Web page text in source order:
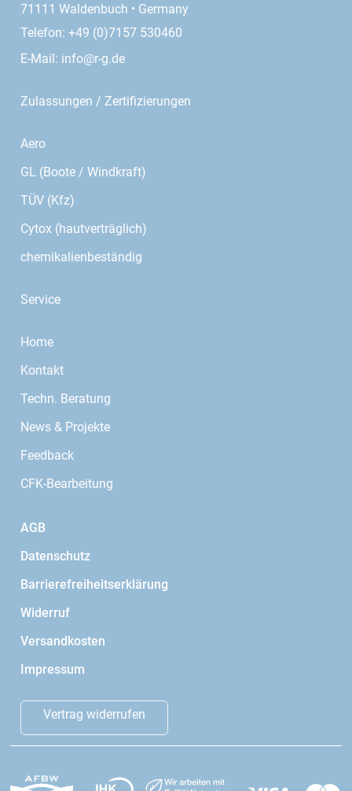
71111 Waldenbuch • Germany
Telefon: +49 (0)7157 530460
E-Mail: info@r-g.de
Zulassungen / Zertifizierungen
Aero
GL (Boote / Windkraft)
TÜV (Kfz)
Cytox (hautverträglich)
chemikalienbeständig
Service
Home
Kontakt
Techn. Beratung
News & Projekte
Feedback
CFK-Bearbeitung
AGB
Datenschutz
Barrierefreiheitserklärung
Widerruf
Versandkosten
Impressum
Vertrag widerrufen